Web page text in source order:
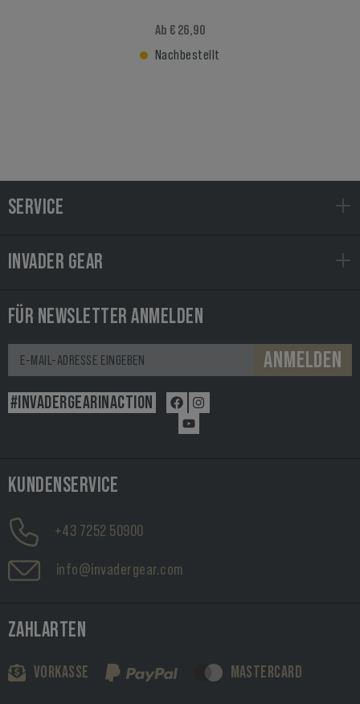
Ab € 26,90
Nachbestellt
SERVICE
INVADER GEAR
FÜR NEWSLETTER ANMELDEN
ANMELDEN
#INVADERGEARINACTION
KUNDENSERVICE
+43 7252 50900
info@invadergear.com
ZAHLARTEN
VORKASSE MASTERCARD